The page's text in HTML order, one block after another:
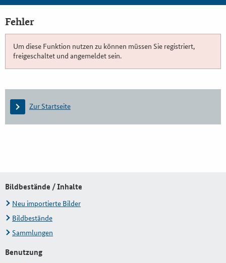
Fehler
Um diese Funktion nutzen zu können müssen Sie registriert,
freigeschaltet und angemeldet sein.
Zur Startseite
Bildbestände / Inhalte
Neu importierte Bilder
Bildbestände
Sammlungen
Benutzung